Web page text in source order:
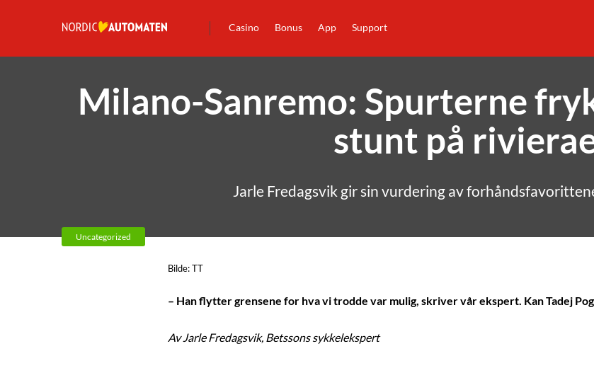
Casino Bonus App Support
Milano-Sanremo: Spurterne
stunt på
Jarle Fredagsvik gir sin vurdering av
Uncategorized
Bilde: TT
– Han flytter grensene for hva vi trodde var mulig, skriver vår ekspert. Kan Tadej
Av Jarle Fredagsvik, Betssons sykkelekspert